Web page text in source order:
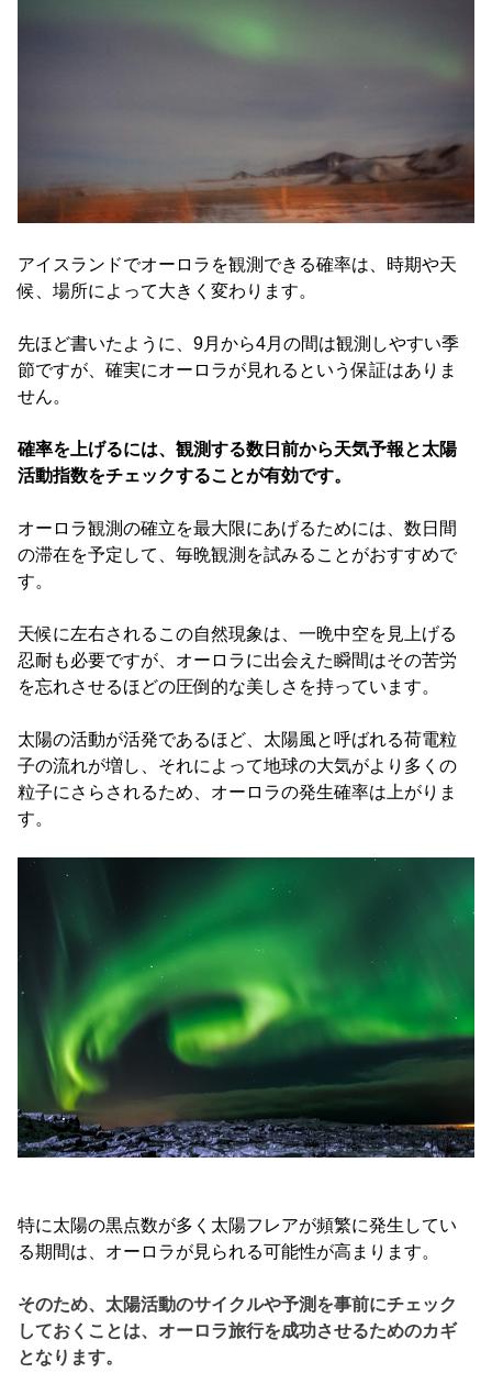
アイスランドでオーロラを観測できる確率は、時期や天
候、場所によって大きく変わります。
先ほど書いたように、9月から4月の間は観測しやすい季
節ですが、確実にオーロラが見れるという保証はありま
せん。
確率を上げるには、観測する数日前から天気予報と太陽
活動指数をチェックすることが有効です。
オーロラ観測の確立を最大限にあげるためには、数日間
の滞在を予定して、毎晩観測を試みることがおすすめで
す。
天候に左右されるこの自然現象は、一晩中空を見上げる
忍耐も必要ですが、 オーロラに出会えた瞬間はその苦労
を忘れさせるほどの圧倒的な美し さを持っています。
太陽の活動が活発であるほど、 太陽風と呼ばれる荷電粒
子の流れが増し、 それによって地球の大気がより多くの
粒子にさらされるため、 オーロラの発生確率は上がりま
す。
特に太陽の黒点数が多く太陽フレアが頻繁に発生してい
る期間は、 オーロラが見られる可能性が高まります。
そのため、 太陽活動のサイクルや予測を事前にチェック
しておくことは、 オーロラ旅行を成功させるためのカギ
となります。